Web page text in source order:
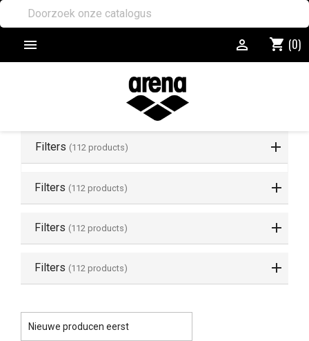
 shopping_cart (0)

Filters (112 products)
Filters (112 products)
Filters (112 products)
Filters (112 products)
Nieuwe producen eerst